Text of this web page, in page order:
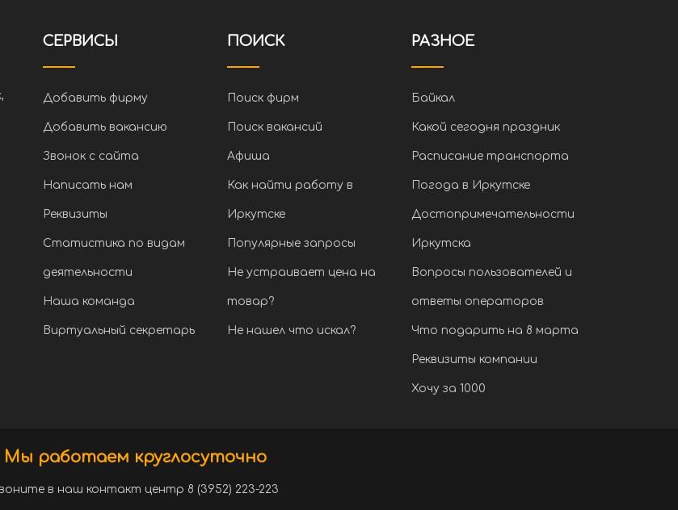
СЕРВИСЫ
Добавить фирму
Добавить вакансию
Звонок с сайта
Написать нам
Реквизиты
Статистика по видам
деятельности
Наша команда
Виртуальный секретарь
ПОИСК
Поиск фирм
Поиск вакансий
Афиша
Как найти работу в
Иркутске
Популярные запросы
Не устраивает цена на
товар?
Не нашел что искал?
РАЗНОЕ
Байкал
Какой сегодня праздник
Расписание транспорта
Погода в Иркутске
Достопримечательности
Иркутска
Вопросы пользователей и
ответы операторов
Что подарить на 8 марта
Реквизиты компании
Хочу за 1000
Мы работаем круглосуточно
в наш контакт центр 8 (3952) 223-223